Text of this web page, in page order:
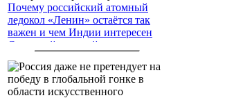
Почему российский атомный
ледокол «Ленин» остаётся так
важен и чем Индии интересен
Северный морской путь